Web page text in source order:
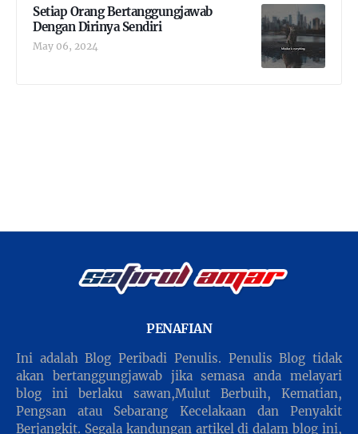
Setiap Orang Bertanggungjawab
Dengan Dirinya Sendiri
May 06, 2024
PENAFIAN
Ini adalah Blog Peribadi Penulis. Penulis Blog tidak
akan bertanggungjawab jika semasa anda melayari
blog ini berlaku sawan,Mulut Berbuih, Kematian,
Pengsan atau Sebarang Kecelakaan dan Penyakit
Berjangkit. Segala kandungan artikel di dalam blog ini,